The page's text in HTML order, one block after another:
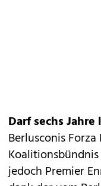
Darf sechs
Berlusconis
jedoch Premier